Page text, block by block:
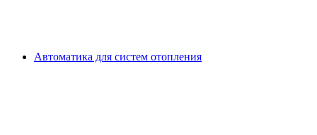
Автоматика для систем отопления